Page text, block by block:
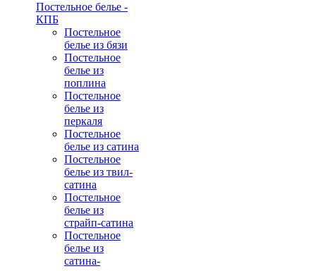
Постельное белье -
КПБ
Постельное
белье из бязи
Постельное
белье из
поплина
Постельное
белье из
перкаля
Постельное
белье из сатина
Постельное
белье из твил-
сатина
Постельное
белье из
страйп-сатина
Постельное
белье из
сатина-